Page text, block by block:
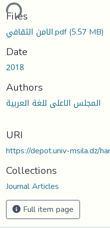
Files
الامن الثقافي.pdf(5.57 MB)
Date
2018
Authors
المجلس الاعلى للغة العربية
URI
https://depot.univ-msila.dz/
Collections
Journal Articles
Full item page